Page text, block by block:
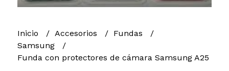
Inicio Accesorios
Fundas
Samsung
Funda con protectores de cámara Samsung A25